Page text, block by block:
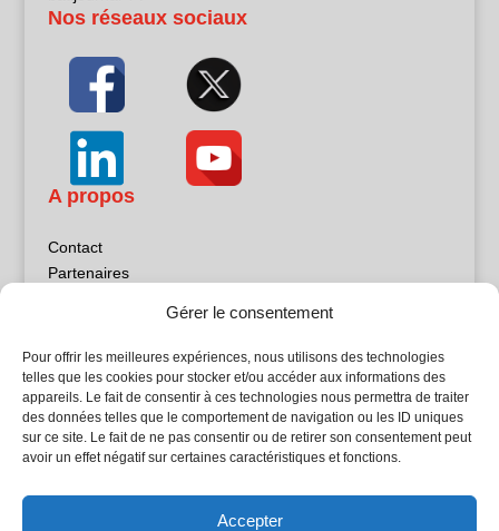
Gérer le consentement
Pour offrir les meilleures expériences, nous utilisons des technologies
telles que les cookies pour stocker et/ou accéder aux informations des
appareils. Le fait de consentir à ces technologies nous permettra de traiter
des données telles que le comportement de navigation ou les ID uniques
sur ce site. Le fait de ne pas consentir ou de retirer son consentement peut
avoir un effet négatif sur certaines caractéristiques et fonctions.
Accepter
Nos réseaux sociaux
A propos
Contact
Partenaires
Politique de confidentialité
Sites partenaires
5Façades
Atrium Patrimoine
L'Atelier Bois